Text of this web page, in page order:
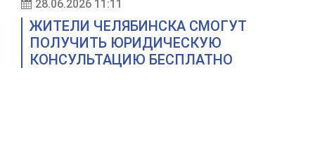
28.06.2026 11:11
ЖИТЕЛИ ЧЕЛЯБИНСКА СМОГУТ
ПОЛУЧИТЬ ЮРИДИЧЕСКУЮ
КОНСУЛЬТАЦИЮ БЕСПЛАТНО